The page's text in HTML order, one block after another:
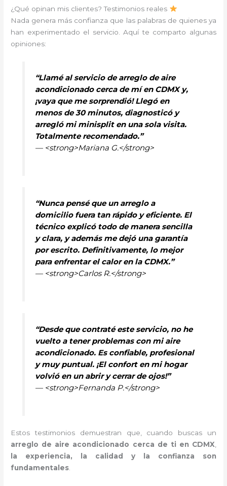
¿Qué opinan mis clientes? Testimonios reales
Nada genera más confianza que las palabras de quienes ya
han experimentado el servicio. Aquí te comparto algunas
opiniones:
“Llamé al servicio de arreglo de aire
acondicionado cerca de mí en CDMX y,
¡vaya que me sorprendió! Llegó en
menos de 30 minutos, diagnosticó y
arregló mi minisplit en una sola visita.
Totalmente recomendado.”
— <strong>Mariana G.</strong>
“Nunca pensé que un arreglo a
domicilio fuera tan rápido y eficiente. El
técnico explicó todo de manera sencilla
y clara, y además me dejó una garantía
por escrito. Definitivamente, lo mejor
para enfrentar el calor en la CDMX.”
— <strong>Carlos R.</strong>
“Desde que contraté este servicio, no he
vuelto a tener problemas con mi aire
acondicionado. Es confiable, profesional
y muy puntual. ¡El confort en mi hogar
volvió en un abrir y cerrar de ojos!”
— <strong>Fernanda P.</strong>
Estos testimonios demuestran que, cuando buscas un
arreglo de aire acondicionado cerca de ti en CDMX,
la experiencia, la calidad y la confianza son
fundamentales.